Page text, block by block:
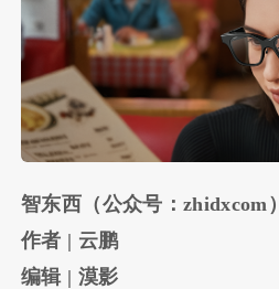
智东西（公众号：zhidxcom）
作者 | 云鹏
编辑 | 漠影